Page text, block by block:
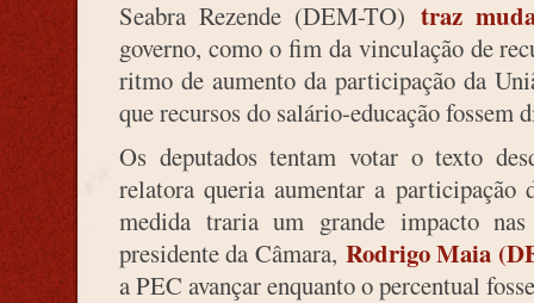
Seabra Rezende (DEM-TO) traz
governo, como o fim da vinculação de
ritmo de aumento da participação da
que recursos do salário-educação fossem
Os deputados tentam votar o texto
relatora queria aumentar a
medida traria um grande impacto
presidente da Câmara, Rodrigo Maia
a PEC avançar enquanto o percentual